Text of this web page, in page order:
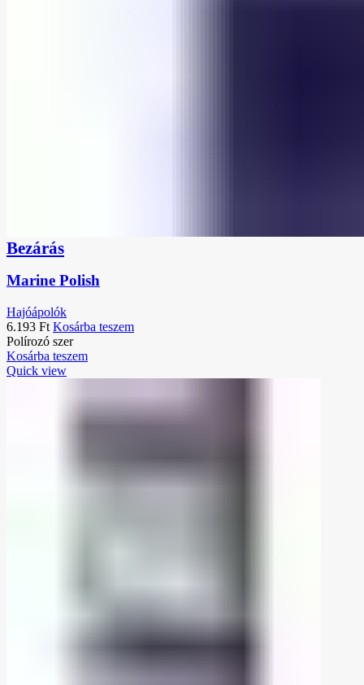
Bezárás
Marine Polish
Hajóápolók
6.193 Ft Kosárba teszem
Polírozó szer
Kosárba teszem
Quick view